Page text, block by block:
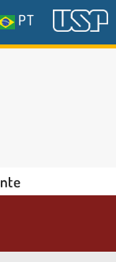
PT